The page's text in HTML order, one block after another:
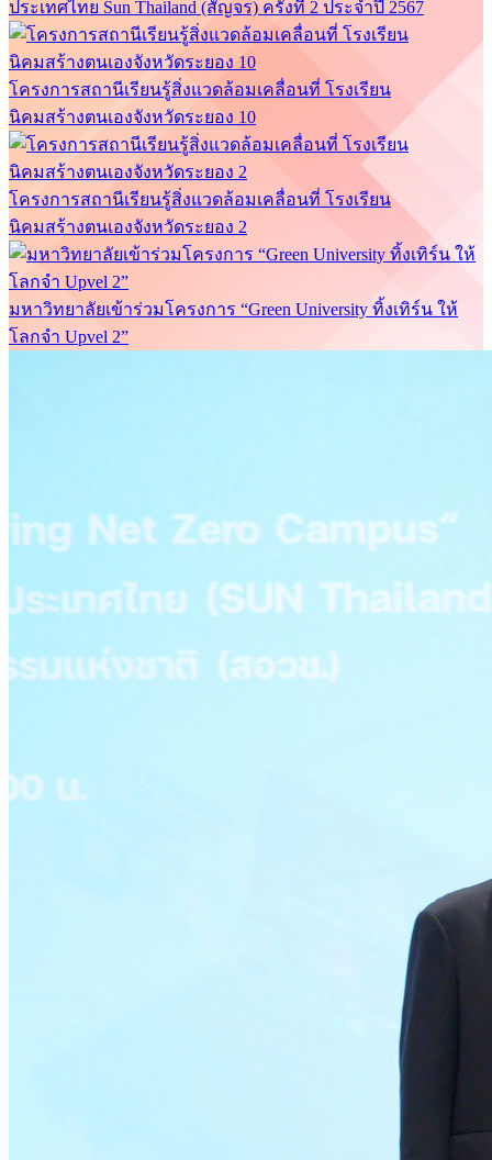
ประเทศไทย Sun Thailand (สัญจร) ครั้งที่ 2 ประจำปี 2567
โครงการสถานีเรียนรู้สิ่งแวดล้อมเคลื่อนที่ โรงเรียน
นิคมสร้างตนเองจังหวัดระยอง 10
โครงการสถานีเรียนรู้สิ่งแวดล้อมเคลื่อนที่ โรงเรียน
นิคมสร้างตนเองจังหวัดระยอง 2
มหาวิทยาลัยเข้าร่วมโครงการ “Green University ทิ้งเทิร์น ให้
โลกจำ Upvel 2”